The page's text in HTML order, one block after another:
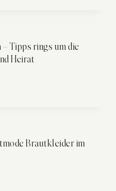
Tipps rings um die
Heirat
Brautkleider im